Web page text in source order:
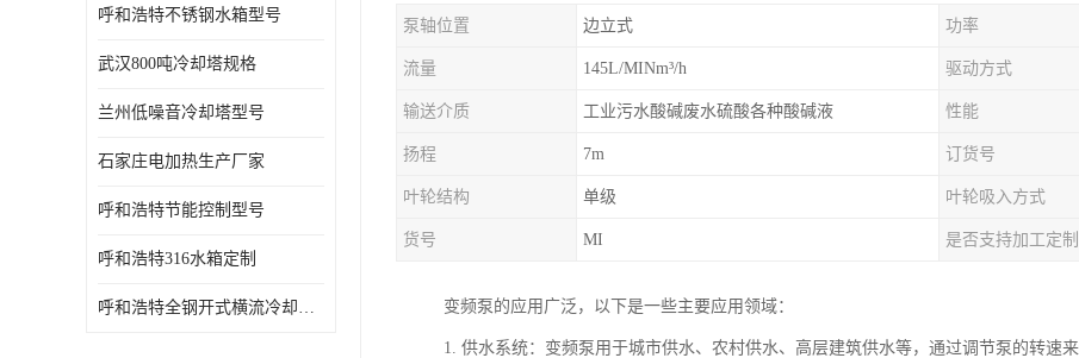
呼和浩特不锈钢水箱型号
武汉800吨冷却塔规格
兰州低噪音冷却塔型号
石家庄电加热生产厂家
呼和浩特节能控制型号
呼和浩特316水箱定制
呼和浩特全钢开式横流冷却塔型号
泵轴位置 边立式 功率
流量 145L/MINm³/h 驱动方式
输送介质 工业污水酸碱废水硫酸各种酸碱液 性能
扬程 7m 订货号
叶轮结构 单级 叶轮吸入方式
货号 MI 是否支持加工定制
变频泵的应用广泛，以下是一些主要应用领域：
1. 供水系统：变频泵用于城市供水、农村供水、高层建筑供水等，通过调节泵的转速